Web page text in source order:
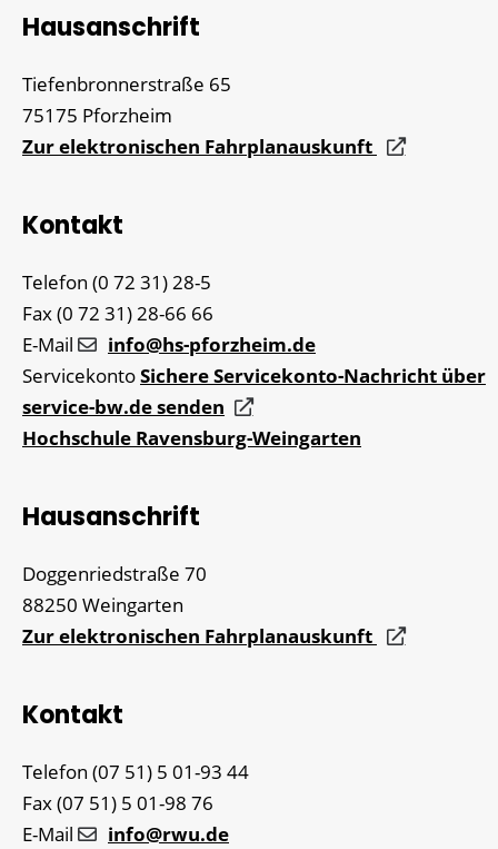
Hausanschrift
Tiefenbronnerstraße 65
75175 Pforzheim
Zur elektronischen Fahrplanauskunft
Kontakt
Telefon (0 72 31) 28-5
Fax(0 72 31) 28-66 66
E-Mail
info@hs-pforzheim.de
ServicekontoSichere Servicekonto-Nachricht über
service-bw.de senden
Hochschule Ravensburg-Weingarten
Hausanschrift
Doggenriedstraße 70
88250 Weingarten
Zur elektronischen Fahrplanauskunft
Kontakt
Telefon (07 51) 5 01-93 44
Fax(07 51) 5 01-98 76
E-Mail
info@rwu.de